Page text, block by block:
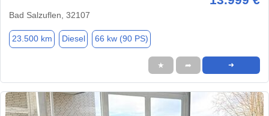
Bad Salzuflen, 32107
23.500 km Diesel 66 kw (90 PS)
★ ➦ ➜